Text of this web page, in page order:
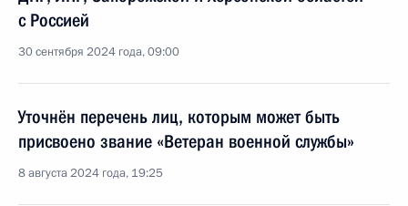
с Россией
30 сентября 2024 года, 09:00
Уточнён перечень лиц, которым может быть
присвоено звание «Ветеран военной службы»
8 августа 2024 года, 19:25